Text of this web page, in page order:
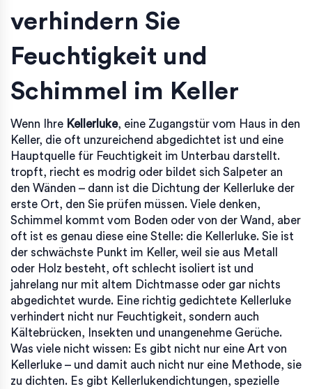
verhindern Sie
Feuchtigkeit und
Schimmel im Keller
Wenn Ihre Kellerluke, eine Zugangstür vom Haus in den
Keller, die oft unzureichend abgedichtet ist und eine
Hauptquelle für Feuchtigkeit im Unterbau darstellt.
tropft, riecht es modrig oder bildet sich Salpeter an
den Wänden – dann ist die Dichtung der Kellerluke der
erste Ort, den Sie prüfen müssen. Viele denken,
Schimmel kommt vom Boden oder von der Wand, aber
oft ist es genau diese eine Stelle: die Kellerluke. Sie ist
der schwächste Punkt im Keller, weil sie aus Metall
oder Holz besteht, oft schlecht isoliert ist und
jahrelang nur mit altem Dichtmasse oder gar nichts
abgedichtet wurde. Eine richtig gedichtete Kellerluke
verhindert nicht nur Feuchtigkeit, sondern auch
Kältebrücken, Insekten und unangenehme Gerüche.
Was viele nicht wissen: Es gibt nicht nur eine Art von
Kellerluke – und damit auch nicht nur eine Methode, sie
zu dichten. Es gibt Kellerlukendichtungen, spezielle